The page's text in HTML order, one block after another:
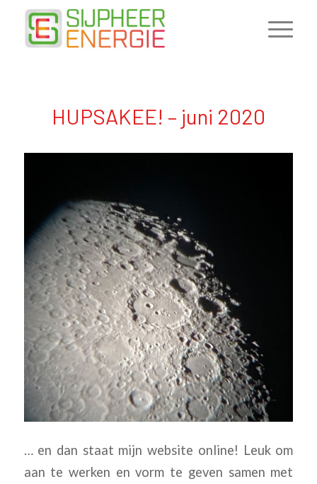
HUPSAKEE! – juni 2020
… en dan staat mijn website online! Leuk om
aan te werken en vorm te geven samen met